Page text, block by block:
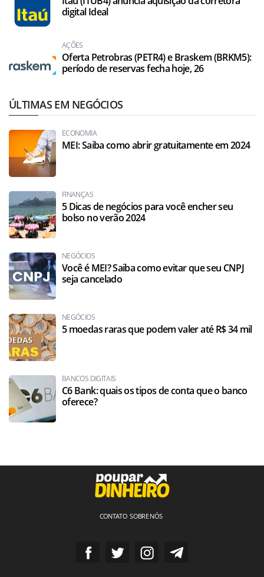
digital Ideal
AÇÕES
Oferta Petrobras (PETR4) e Braskem (BRKM5):
período de reservas fecha hoje, 26
ÚLTIMAS EM NEGÓCIOS
ECONOMIA
MEI: Saiba como abrir gratuitamente em 2024
FINANÇAS
5 Dicas de negócios para você encher seu
bolso no verão 2024
NEGÓCIOS
Você é MEI? Saiba como evitar que seu CNPJ
seja cancelado
NEGÓCIOS
5 moedas raras que podem valer até R$ 34 mil
BANCOS DIGITAIS
C6 Bank: quais os tipos de conta que o banco
oferece?
CONTATO SOBRE NÓS